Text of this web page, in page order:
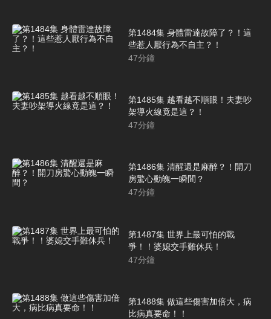
第1484集 身體雷達故障了？！這
些惹人厭行為不自主？！
47分鐘
第1485集 越看越不順眼！夫妻吵
架導火線竟是這？！
47分鐘
第1486集 清醒還是麻醉？！開刀
房驚心動魄一瞬間？
47分鐘
第1487集 世界上最可怕的戰
爭！！婆媳交手難休兵！
47分鐘
第1488集 做這些傷害加倍大，病
比病真要命！！